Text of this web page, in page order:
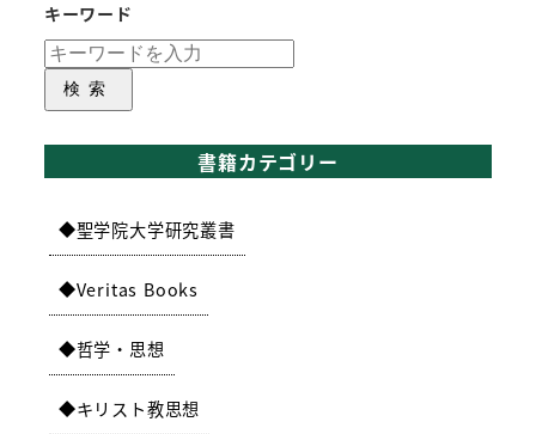
キーワード
検索
書籍カテゴリー
聖学院大学研究叢書
Veritas Books
哲学・思想
キリスト教思想